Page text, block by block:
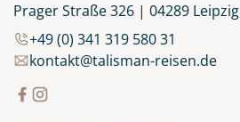
Prager Straße 326 | 04289 Leipzig
+49 (0) 341 319 580 31
kontakt@talisman-reisen.de